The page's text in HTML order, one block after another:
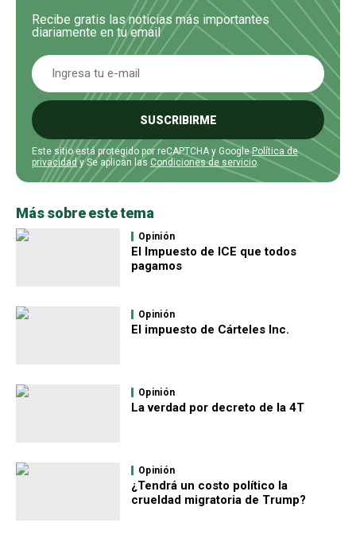
Recibe gratis las noticias más importantes
diariamente en tu email
SUSCRIBIRME
Este sitio está protegido por reCAPTCHA y GooglePolítica de
privacidady Se aplican las Condiciones de servicio.
Más sobre este tema
Opinión
El Impuesto de ICE que todos
pagamos
Opinión
El impuesto de Cárteles Inc.
Opinión
La verdad por decreto de la 4T
Opinión
¿Tendrá un costo político la
crueldad migratoria de Trump?